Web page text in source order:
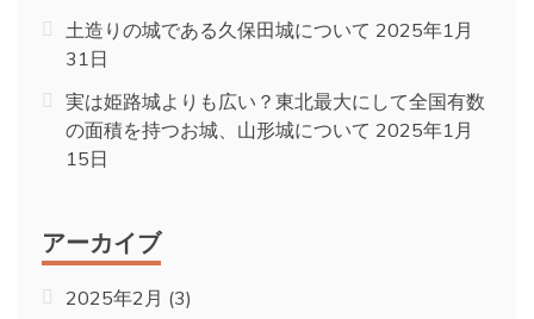
土造りの城である久保田城について 2025年1月
31日
実は姫路城よりも広い？東北最大にして全国有数
の面積を持つお城、山形城について 2025年1月
15日
アーカイブ
2025年2月 (3)